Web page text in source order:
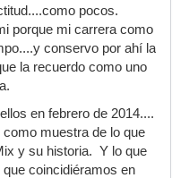
pocos.
porque mi carrera como
conservo por ahí la
la recuerdo como uno
en febrero de 2014....
muestra de lo que
y su historia. Y lo que
coincidiéramos en